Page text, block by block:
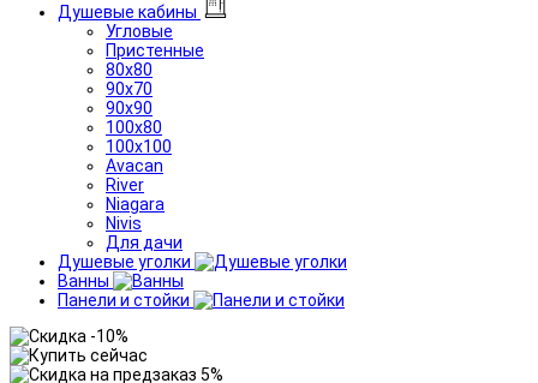
Душевые кабины
Угловые
Пристенные
80x80
90x70
90x90
100x80
100x100
Avacan
River
Niagara
Nivis
Для дачи
Душевые уголки
Ванны
Панели и стойки